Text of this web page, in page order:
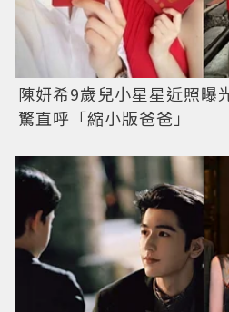
陳妍希9歲兒小星星近照曝
驚直呼「縮小版爸爸」